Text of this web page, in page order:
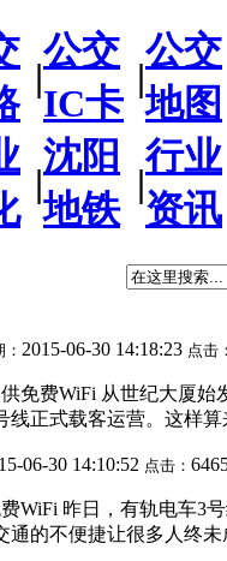
|
公交
IC卡
|
公交
地图
|
沈阳
地铁
|
行业
资讯
： 2015-06-30 14:18:23 点击：
免费WiFi 从世纪大厦
线正式载客运营。这样算
06-30 14:10:52 点击：
WiFi 昨日，有轨电车3
的不便捷让很多人终未